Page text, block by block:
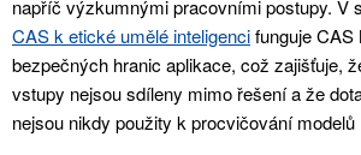
napříč výzkumnými pracovními postupy. V
CAS k etické umělé inteligencifunguje
bezpečných hranic aplikace, což zajišťuje,
vstupy nejsou sdíleny mimo řešení a že
nejsou nikdy použity k procvičování modelů